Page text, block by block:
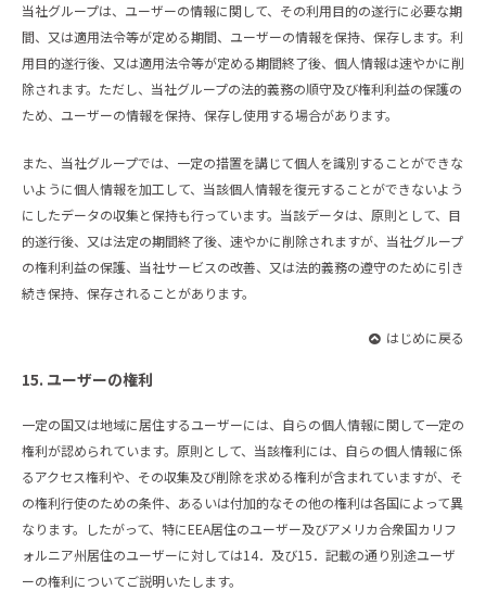
当社グループは、ユーザーの情報に関して、その利用目的の遂行に必要な期
間、又は適用法令等が定める期間、ユーザーの情報を保持、保存します。利
用目的遂行後、又は適用法令等が定める期間終了後、個人情報は速やかに削
除されます。ただし、当社グループの法的義務の順守及び権利利益の保護の
ため、ユーザーの情報を保持、保存し使用する場合があります。
また、当社グループでは、一定の措置を講じて個人を識別することができな
いように個人情報を加工して、当該個人情報を復元することができないよう
にしたデータの収集と保持も行っています。当該データは、原則として、目
的遂行後、又は法定の期間終了後、速やかに削除されますが、当社グループ
の権利利益の保護、当社サービスの改善、又は法的義務の遵守のために引き
続き保持、保存されることがあります。
はじめに戻る
15. ユーザーの権利
一定の国又は地域に居住するユーザーには、自らの個人情報に関して一定の
権利が認められています。原則として、当該権利には、自らの個人情報に係
るアクセス権利や、その収集及び削除を求める権利が含まれていますが、そ
の権利行使のための条件、あるいは付加的なその他の権利は各国によって異
なります。したがって、特にEEA居住のユーザー及びアメリカ合衆国カリフ
ォルニア州居住のユーザーに対しては14．及び15．記載の通り別途ユーザ
ーの権利についてご説明いたします。